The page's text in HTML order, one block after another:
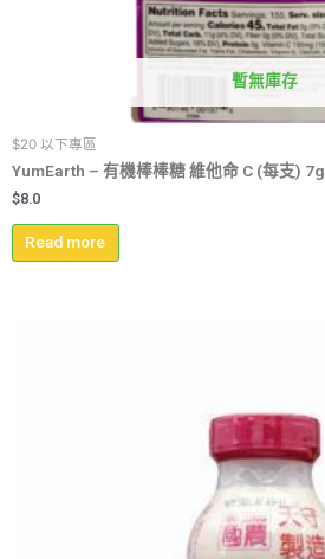
暫無庫存
$20 以下專區
YumEarth – 有機棒棒糖 維他命 C (每支) 7g
$8.0
Read more